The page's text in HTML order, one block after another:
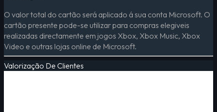
O valor total do cartão será aplicado á sua conta Microsoft. O
cartão presente pode-se utilizar para compras elegiveis
realizadas directamente em jogos Xbox, Xbox Music, Xbox
Video e outras lojas online de Microsoft.
Valorização De Clientes